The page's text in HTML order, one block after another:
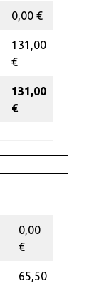
0,00 €
131,00
€
131,00
€
0,00
€
65,50